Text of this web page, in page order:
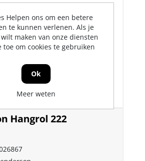
Hangrol 222
Helpen ons om een betere
te kunnen verlenen. Als je
maken van onze diensten
toe om cookies te gebruiken
Ok
Meer weten